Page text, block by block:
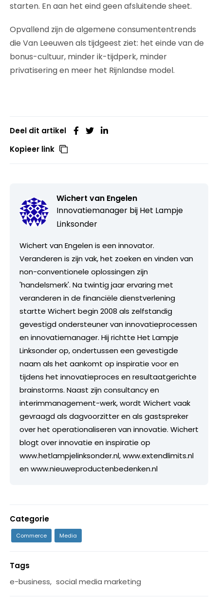
starten. En aan het eind geen afsluitende sheet.
Opvallend zijn de algemene consumententrends
die Van Leeuwen als tijdgeest ziet: het einde van de
bonus-cultuur, minder ik-tijdperk, minder
privatisering en meer het Rijnlandse model.
Deel dit artikel
Kopieer link
Wichert van Engelen
Innovatiemanager bij Het Lampje
Linksonder
Wichert van Engelen is een innovator.
Veranderen is zijn vak, het zoeken en vinden van
non-conventionele oplossingen zijn
'handelsmerk'. Na twintig jaar ervaring met
veranderen in de financiële dienstverlening
startte Wichert begin 2008 als zelfstandig
gevestigd ondersteuner van innovatieprocessen
en innovatiemanager. Hij richtte Het Lampje
Linksonder op, ondertussen een gevestigde
naam als het aankomt op inspiratie voor en
tijdens het innovatieproces en resultaatgerichte
brainstorms. Naast zijn consultancy en
interimmanagement-werk, wordt Wichert vaak
gevraagd als dagvoorzitter en als gastspreker
over het operationaliseren van innovatie. Wichert
blogt over innovatie en inspiratie op
www.hetlampjelinksonder.nl, www.extendlimits.nl
en www.nieuweproductenbedenken.nl
Categorie
Commerce Media
Tags
e-business, social media marketing